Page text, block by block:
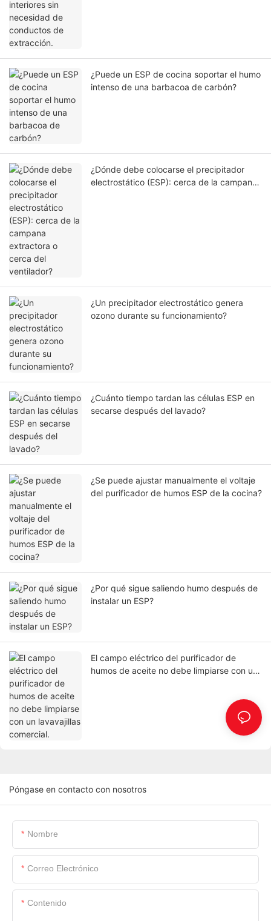
¿Puede un ESP de cocina soportar el humo
intenso de una barbacoa de carbón?
¿Dónde debe colocarse el precipitador
electrostático (ESP): cerca de la campana
¿Un precipitador electrostático genera
ozono durante su funcionamiento?
¿Cuánto tiempo tardan las células ESP en
secarse después del lavado?
¿Se puede ajustar manualmente el voltaje
del purificador de humos ESP de la cocina?
¿Por qué sigue saliendo humo después de
instalar un ESP?
El campo eléctrico del purificador de
humos de aceite no debe limpiarse con un
Póngase en contacto con nosotros
Nombre
Correo Electrónico
Contenido